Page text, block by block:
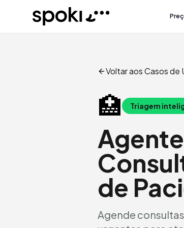
Spoki
Voltar aos Casos de
🏥 Triagem
de
Agende